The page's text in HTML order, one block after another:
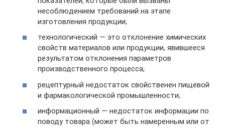
несоблюдением требований на этапе
изготовления продукции;
технологический — это отклонение химических
свойств материалов или продукции, явившееся
результатом отклонения параметров
производственного процесса;
рецептурный недостаток свойственен пищевой
и фармакологической промышленности;
информационный — недостаток информации по
поводу товара (может быть намеренным или от